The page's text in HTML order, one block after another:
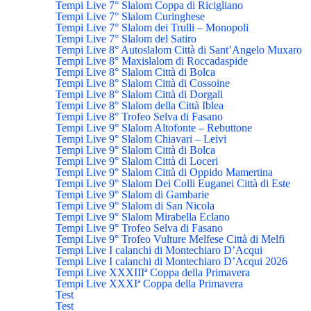
Tempi Live 7° Slalom Coppa di Ricigliano
Tempi Live 7° Slalom Curinghese
Tempi Live 7° Slalom dei Trulli – Monopoli
Tempi Live 7° Slalom del Satiro
Tempi Live 8° Autoslalom Città di Sant’Angelo Muxaro
Tempi Live 8° Maxislalom di Roccadaspide
Tempi Live 8° Slalom Città di Bolca
Tempi Live 8° Slalom Città di Cossoine
Tempi Live 8° Slalom Città di Dorgali
Tempi Live 8° Slalom della Città Iblea
Tempi Live 8° Trofeo Selva di Fasano
Tempi Live 9° Slalom Altofonte – Rebuttone
Tempi Live 9° Slalom Chiavari – Leivi
Tempi Live 9° Slalom Città di Bolca
Tempi Live 9° Slalom Città di Loceri
Tempi Live 9° Slalom Città di Oppido Mamertina
Tempi Live 9° Slalom Dei Colli Euganei Città di Este
Tempi Live 9° Slalom di Gambarie
Tempi Live 9° Slalom di San Nicola
Tempi Live 9° Slalom Mirabella Eclano
Tempi Live 9° Trofeo Selva di Fasano
Tempi Live 9° Trofeo Vulture Melfese Città di Melfi
Tempi Live I calanchi di Montechiaro D’Acqui
Tempi Live I calanchi di Montechiaro D’Acqui 2026
Tempi Live XXXIIIª Coppa della Primavera
Tempi Live XXXIª Coppa della Primavera
Test
Test